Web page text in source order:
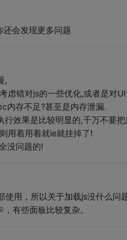
会发现更多问题
,
虑错对js的一些优化,或者是对
内存不足?甚至是内存泄漏.
效果是比较明显的,千万不要
用着用着就ie就挂掉了!
没问题的!
使用，所以关于加载js没什么
有些面板比较复杂。